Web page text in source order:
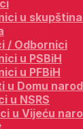
u
/ Odbornici
u PSBiH
u PFBiH
u Domu
u NSRS
u Vijeću